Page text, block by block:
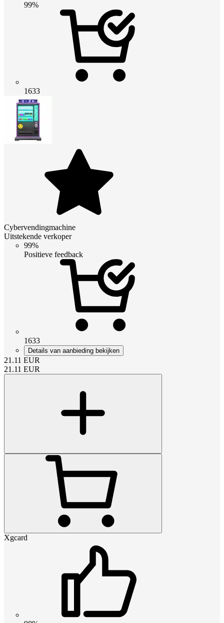
99%
1633
Cybervendingmachine
Uitstekende verkoper
99%
Positieve feedback
1633
Details van aanbieding bekijken
21.11 EUR
21.11 EUR
Xgcard